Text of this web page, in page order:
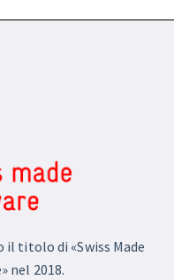
titolo di «Swiss Made
nel 2018.